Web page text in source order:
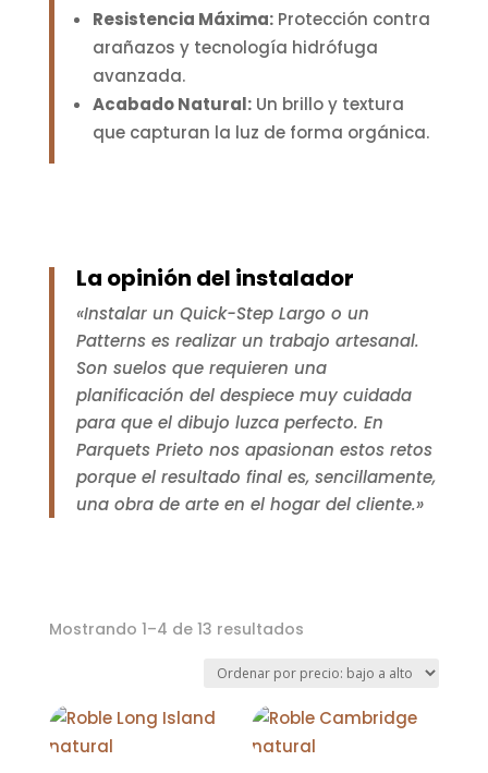
Resistencia Máxima:Protección contra
arañazos y tecnología hidrófuga
avanzada.
Acabado Natural:Un brillo y textura
que capturan la luz de forma orgánica.
La opinión del instalador
«Instalar un Quick-Step Largo o un
Patterns es realizar un trabajo artesanal.
Son suelos que requieren una
planificación del despiece muy cuidada
para que el dibujo luzca perfecto. En
Parquets Prieto nos apasionan estos retos
porque el resultado final es, sencillamente,
una obra de arte en el hogar del cliente.»
Mostrando 1–4 de 13 resultadosOrdenado
precio:
bajo
a